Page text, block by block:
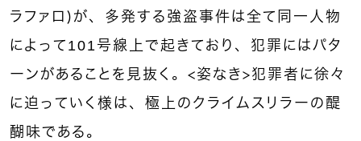
ラファロ）が、多発する強盗事件は全て同一人物
によって101号線上で起きており、犯罪にはパタ
ーンがあることを見抜く。＜姿なき＞犯罪者に徐々
に迫っていく様は、極上のクライムスリラーの醍
醐味である。